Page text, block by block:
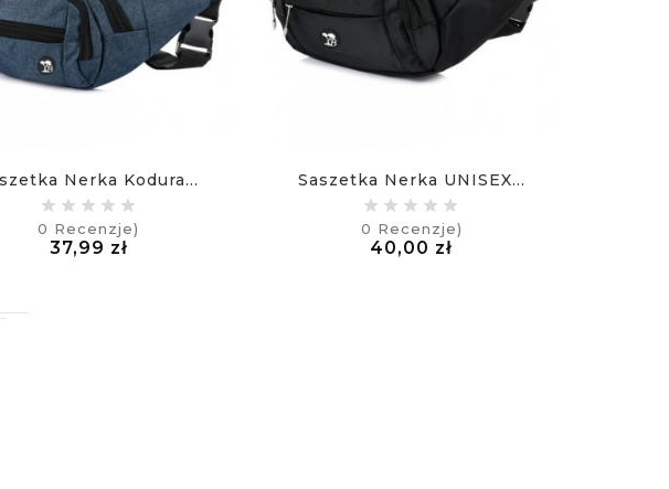
Nerka Kodura...
0 Recenzje)
37,99 złCena
Saszetka Nerka UNISEX...
0 Recenzje)
40,00 zł